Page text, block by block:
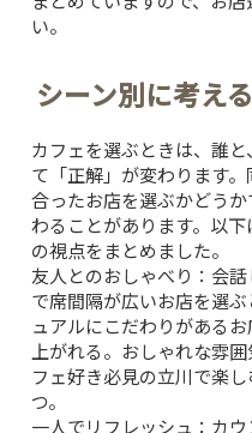
い。
シーン別に考え
カフェを選ぶときは、誰
て「正解」が変わります
合ったお店を選ぶかどう
わることがあります。以
の視点をまとめました。
友人とのおしゃべり： 会
で席間隔が広いお店を選
ュアルにこだわりがある
上がれる。おしゃれな雰
フェ好き必見の立川で楽
つ。
一人でリフレッシュ： カ